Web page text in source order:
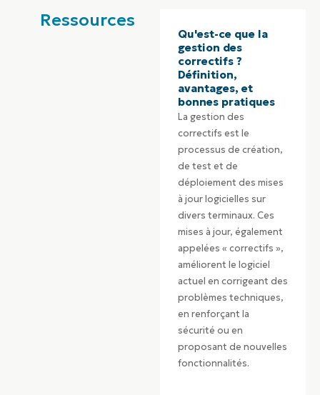
Ressources
Qu'est-ce que la
gestion des
correctifs ?
Définition,
avantages, et
bonnes pratiques
La gestion des
correctifs est le
processus de création,
de test et de
déploiement des mises
à jour logicielles sur
divers terminaux. Ces
mises à jour, également
appelées « correctifs »,
améliorent le logiciel
actuel en corrigeant des
problèmes techniques,
en renforçant la
sécurité ou en
proposant de nouvelles
fonctionnalités.